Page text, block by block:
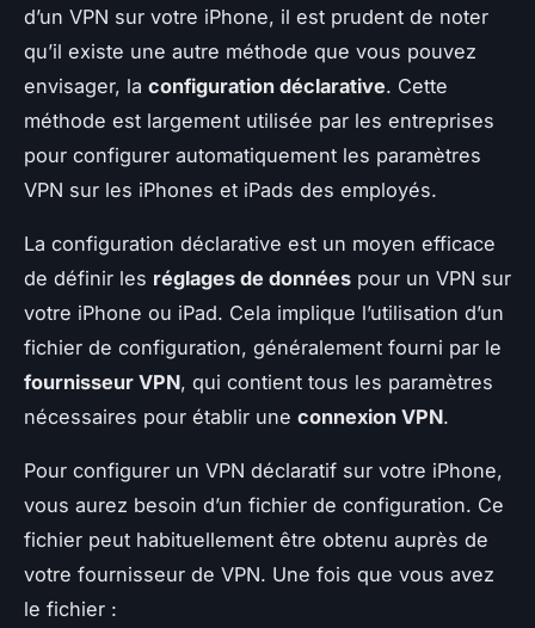
d’un VPN sur votre iPhone, il est prudent de noter
qu’il existe une autre méthode que vous pouvez
envisager, la configuration déclarative. Cette
méthode est largement utilisée par les entreprises
pour configurer automatiquement les paramètres
VPN sur les iPhones et iPads des employés.
La configuration déclarative est un moyen efficace
de définir les réglages de données pour un VPN sur
votre iPhone ou iPad. Cela implique l’utilisation d’un
fichier de configuration, généralement fourni par le
fournisseur VPN, qui contient tous les paramètres
nécessaires pour établir une connexion VPN.
Pour configurer un VPN déclaratif sur votre iPhone,
vous aurez besoin d’un fichier de configuration. Ce
fichier peut habituellement être obtenu auprès de
votre fournisseur de VPN. Une fois que vous avez
le fichier :